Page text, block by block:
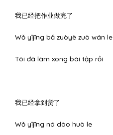
我已经把作业做完了
Wǒ yǐjīng bǎ zuòyè zuò wán le
Tôi đã làm xong bài tập rồi
我已经拿到货了
Wǒ yǐjīng ná dào huò le